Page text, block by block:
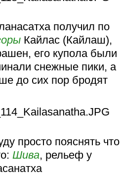
получил по
Кайлас (Кайлаш),
его купола были
снежные пики, а
до сих пор бродят
просто пояснять что
Шива, рельеф у